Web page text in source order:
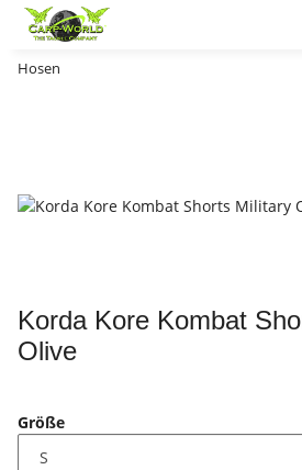
Hosen
Korda Kore Kombat
Olive
Größe